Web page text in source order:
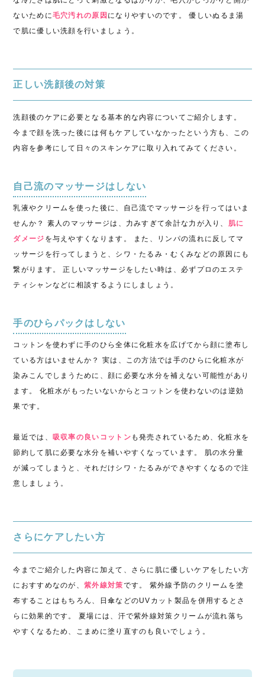
ないために毛穴汚れの原因 になりやすいのです。 優しいぬるま湯
で肌に優しい洗顔を行いましょう。
正しい洗顔後の対策
洗顔後のケアに必要となる基本的な内容についてご紹介します。
今まで顔を洗った後には何もケアしていなかったという方も、この
内容を参考にして日々のスキンケアに取り入れてみてください。
自己流のマッサージはしない
乳液やクリームを使った後に、自己流でマッサージを行ってはいま
せんか？ 素人のマッサージは、力みすぎて余計な力が入り、 肌に
ダメージ を与えやすくなります。 また、リンパの流れに反してマ
ッサージを行ってしまうと、シワ・たるみ・むくみなどの原因にも
繋がります。 正しいマッサージをしたい時は、必ずプロのエステ
ティシャンなどに相談するようにしましょう。
手のひらパックはしない
コットンを使わずに手のひら全体に化粧水を広げてから顔に塗布し
ている方はいませんか？ 実は、この方法では手のひらに化粧水が
染みこんでしまうために、顔に必要な水分を補えない可能性があり
ます。 化粧水がもったいないからとコットンを使わないのは逆効
果です。
最近では、 吸収率の良いコットン も発売されているため、化粧水を
節約して肌に必要な水分を補いやすくなっています。 肌の水分量
が減ってしまうと、それだけシワ・たるみができやすくなるので注
意しましょう。
さらにケアしたい方
今までご紹介した内容に加えて、さらに肌に優しいケアをしたい方
におすすめなのが、紫外線対策です。 紫外線予防のクリームを塗
布することはもちろん、日傘などのUVカット製品を併用するとさ
らに効果的です。 夏場には、汗で紫外線対策クリームが流れ落ち
やすくなるため、こまめに塗り直すのも良いでしょう。